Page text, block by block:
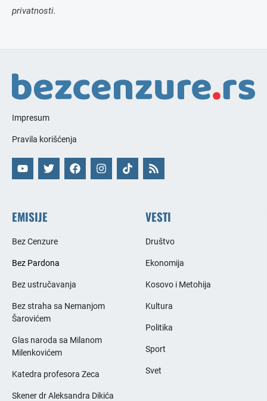
privatnosti.
Impresum
Pravila korišćenja
EMISIJE
Bez Cenzure
Bez Pardona
Bez ustručavanja
Bez straha sa Nemanjom
Šarovićem
Glas naroda sa Milanom
Milenkovićem
Katedra profesora Zeca
Skener dr Aleksandra Dikića
VESTI
Društvo
Ekonomija
Kosovo i Metohija
Kultura
Politika
Sport
Svet